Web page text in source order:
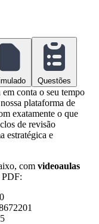
Questões
conta o seu tempo
plataforma de
exatamente o que
de revisão
estratégica e
com videoaulas
PDF: